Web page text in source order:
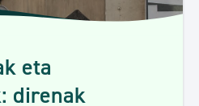
eta
direnak